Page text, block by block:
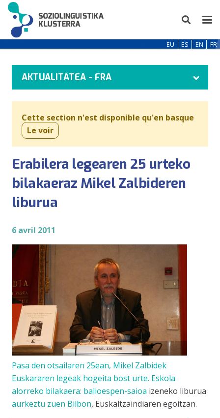
EU ES EN FR
AKTUALITATEA - FRA
Cette section n'est disponible qu'en basque
Le voir
Erabilera legearen 25 urteko
bilakaeraz Mikel Zalbideren
liburua
6 avril 2011
Pasa den otsailaren 25ean, Mikel Zalbidek
Euskararen legeak hogeita bost urte. Eskola
alorreko bilakaera: balioespen-saioa izeneko liburua
aurkeztu zuen Bilbon, Euskaltzaindiaren egoitzan.